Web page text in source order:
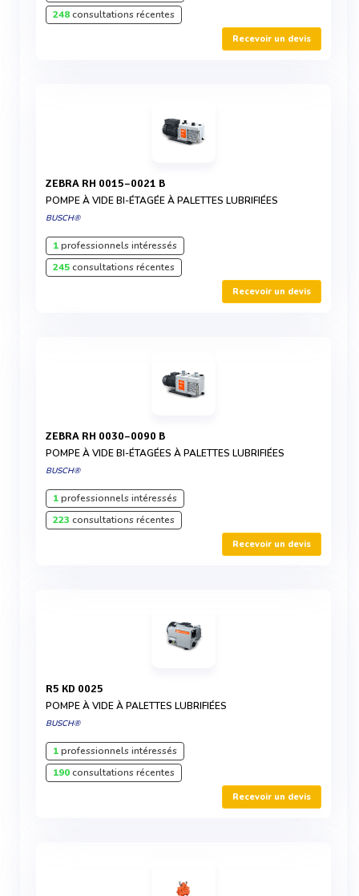
248consultations récentes
Recevoir un devis
ZEBRA RH 0015–0021 B
POMPE À VIDE BI-ÉTAGÉE À PALETTES LUBRIFIÉES
BUSCH®
1professionnels intéressés
245consultations récentes
Recevoir un devis
ZEBRA RH 0030–0090 B
POMPE À VIDE BI-ÉTAGÉES À PALETTES LUBRIFIÉES
BUSCH®
1professionnels intéressés
223 consultations récentes
Recevoir un devis
R5 KD 0025
POMPE À VIDE À PALETTES LUBRIFIÉES
BUSCH®
1professionnels intéressés
190consultations récentes
Recevoir un devis